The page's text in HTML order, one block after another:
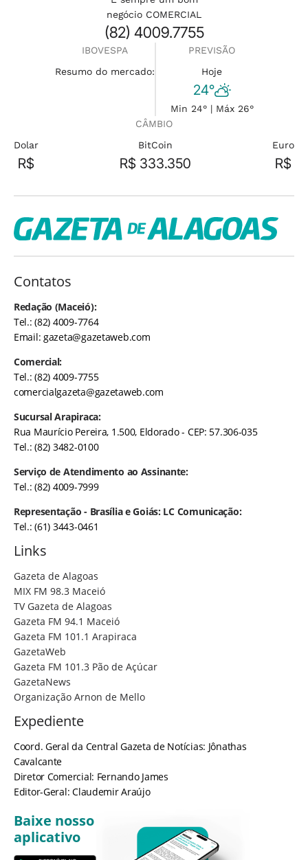
negócio COMERCIAL
(82) 4009.7755
IBOVESPA
Resumo do mercado:
PREVISÃO
Hoje
24°
Min 24° | Máx 26°
CÂMBIO
Dolar
R$
BitCoin
R$ 333.350
Euro
R$
Contatos
Redação (Maceió):
Tel.: (82) 4009-7764
Email:gazeta@gazetaweb.com
Comercial:
Tel.: (82) 4009-7755
comercialgazeta@gazetaweb.com
Sucursal Arapiraca:
Rua Maurício Pereira, 1.500, Eldorado - CEP: 57.306-035
Tel.: (82) 3482-0100
Serviço de Atendimento ao Assinante:
Tel.: (82) 4009-7999
Representação - Brasília e Goiás: LC Comunicação:
Tel.: (61) 3443-0461
Links
Gazeta de Alagoas
MIX FM 98.3 Maceió
TV Gazeta de Alagoas
Gazeta FM 94.1 Maceió
Gazeta FM 101.1 Arapiraca
GazetaWeb
Gazeta FM 101.3 Pão de Açúcar
GazetaNews
Organização Arnon de Mello
Expediente
Coord. Geral da Central Gazeta de Notícias: Jônathas
Cavalcante
Diretor Comercial: Fernando James
Editor-Geral: Claudemir Araújo
Baixe nosso
aplicativo